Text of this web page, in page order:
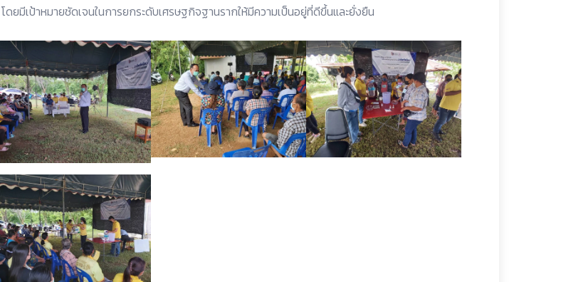
โดยมีเป้าหมายชัดเจนในการยกระดับเศรษฐกิจฐานรากให้มีความเป็นอยู่ที่ดีขึ้นและยั่งยืน